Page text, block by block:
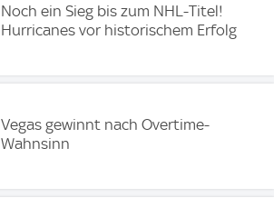
Noch ein Sieg bis zum NHL-Titel!
Hurricanes vor historischem Erfolg
Vegas gewinnt nach Overtime-
Wahnsinn